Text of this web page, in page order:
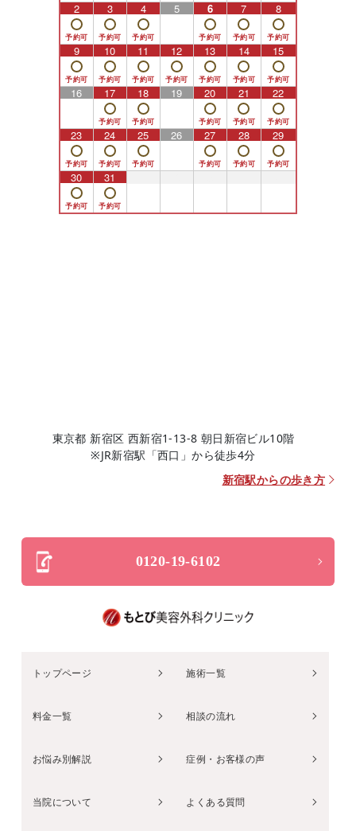
2 3 4 5 6 7 8
9 10 11 12 13 14 15
16 17 18 19 20 21 22
23 24 25 26 27 28 29
30 31
東京都 新宿区 西新宿1-13-8 朝日新宿ビル10階
※JR新宿駅「西口」から徒歩4分
新宿駅からの歩き方
0120-19-6102
トップページ 施術一覧
料金一覧 相談の流れ
お悩み別解説 症例・お客様の声
当院について よくある質問